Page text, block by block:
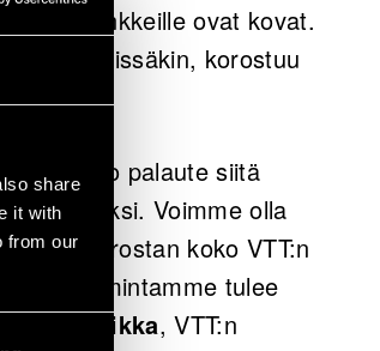
share
it with
from our
hankkeille ovat kovat.
välillisissäkin, korostuu
hieno palaute siitä
hyväksi. Voimme olla
korostan koko VTT:n
Toimintamme tulee
Mika Toikka, VTT:n